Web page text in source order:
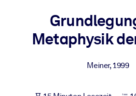
Bauen Sie eine gesunde und resiliente
bessere Lernergebnisse.
Metaphysik
Meiner,1999